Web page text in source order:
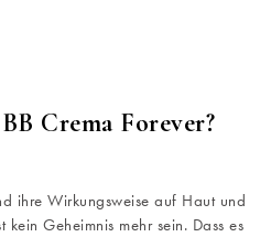
Crema Forever?
ihre Wirkungsweise auf Haut und
Geheimnis mehr sein. Dass es